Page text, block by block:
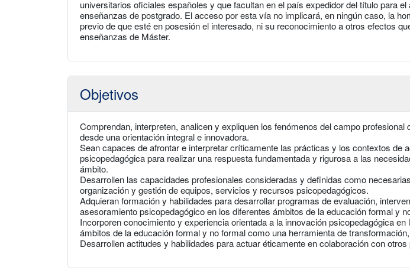
universitarios oficiales españoles y que facultan en el país expedidor del título para
enseñanzas de postgrado. El acceso por esta vía no implicará, en ningún caso, la
previo de que esté en posesión el interesado, ni su reconocimiento a otros efectos
enseñanzas de Máster.
Objetivos
Comprendan, interpreten, analicen y expliquen los fenómenos del campo profesional
desde una orientación integral e innovadora.
Sean capaces de afrontar e interpretar críticamente las prácticas y los contextos de
psicopedagógica para realizar una respuesta fundamentada y rigurosa a las
ámbito.
Desarrollen las capacidades profesionales consideradas y definidas como
organización y gestión de equipos, servicios y recursos psicopedagógicos.
Adquieran formación y habilidades para desarrollar programas de evaluación,
asesoramiento psicopedagógico en los diferentes ámbitos de la educación formal y
Incorporen conocimiento y experiencia orientada a la innovación psicopedagógica en
ámbitos de la educación formal y no formal como una herramienta de
Desarrollen actitudes y habilidades para actuar éticamente en colaboración con otros